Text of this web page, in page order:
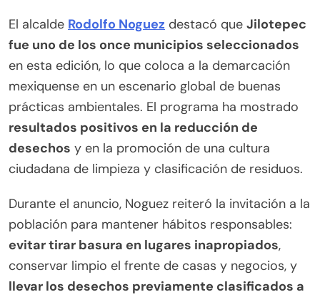
El alcalde Rodolfo Noguez destacó que Jilotepec
fue uno de los once municipios seleccionados
en esta edición, lo que coloca a la demarcación
mexiquense en un escenario global de buenas
prácticas ambientales. El programa ha mostrado
resultados positivos en la reducción de
desechos y en la promoción de una cultura
ciudadana de limpieza y clasificación de residuos.
Durante el anuncio, Noguez reiteró la invitación a la
población para mantener hábitos responsables:
evitar tirar basura en lugares inapropiados,
conservar limpio el frente de casas y negocios, y
llevar los desechos previamente clasificados a